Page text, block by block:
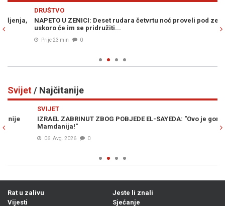
DRUŠTVO
NAPETO U ZENICI: Deset rudara četvrtu noć proveli pod zemljom,
uskoro će im se pridružiti...
Prije 23 min 0
Svijet/ Najčitanije
IZRAEL ZABRINUT ZBOG POBJEDE EL-SAYEDA: "Ovo je gore od
Mamdanija!"
06. Avg. 2026 0
Rat u zalivu
Vijesti
Jeste li znali
Sjećanje